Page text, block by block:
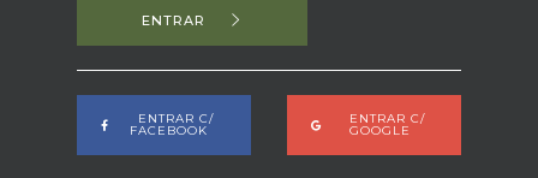
ENTRAR
ENTRAR C/
FACEBOOK
ENTRAR C/
GOOGLE